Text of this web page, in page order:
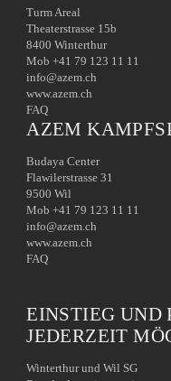
Turm Areal
Theaterstrasse 15b
8400 Winterthur
Mob +41 79 123 11 11
info@azem.ch
www.azem.ch
FAQ
AZEM
Budaya Center
Flawilerstrasse 31
9500 Wil
Mob +41 79 123 11 11
info@azem.ch
www.azem.ch
FAQ
EINSTIEG UND
JEDERZEIT
Winterthur und Wil SG